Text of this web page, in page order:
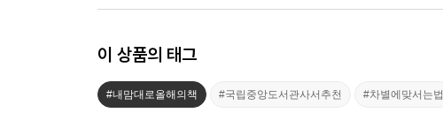
이 상품의 태그
#내맘대로올해의책 #국립중앙도서관사서추천 #차별에맞서는법